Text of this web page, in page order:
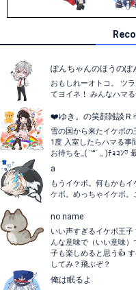
ぽんちゃんのほうのぽ
おもしれーオトコ。 ツ
てヨイネ！ みんなハマ
❤️ゆき。の笑顔雑談
雪の国から来たイケボ
1度 入室したらハマる事
お待ちを_( ˙꒳​˙ _ )ﾁｮｺﾝ
a
もうイケボ。何もかも
ケボ。めっちゃイケボ。
no name
いい声すぎるイケボ王
んな意味で（いい意味）
子も楽しめると思う👍
してみ？飛ぶぞ？
俺は眠るよ